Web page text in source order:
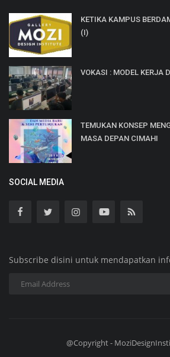
KETIKA KAMPUS
(I)
VOKASI : MODEL KERJA
TEMUKAN KONSEP
MASA DEPAN CIMAHI
SOCIAL MEDIA
Subscribe disini untuk mendapatkan
@Copyright -